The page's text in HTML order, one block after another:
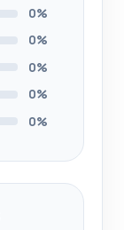
0%
0%
0%
0%
0%